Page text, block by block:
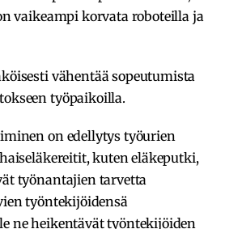
vaikeampi korvata roboteilla ja
vähentää sopeutumista
työpaikoilla.
on edellytys työurien
kuten eläkeputki,
työnantajien tarvetta
työntekijöidensä
ne heikentävät työntekijöiden